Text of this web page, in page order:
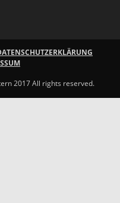
2017 All rights reserved.